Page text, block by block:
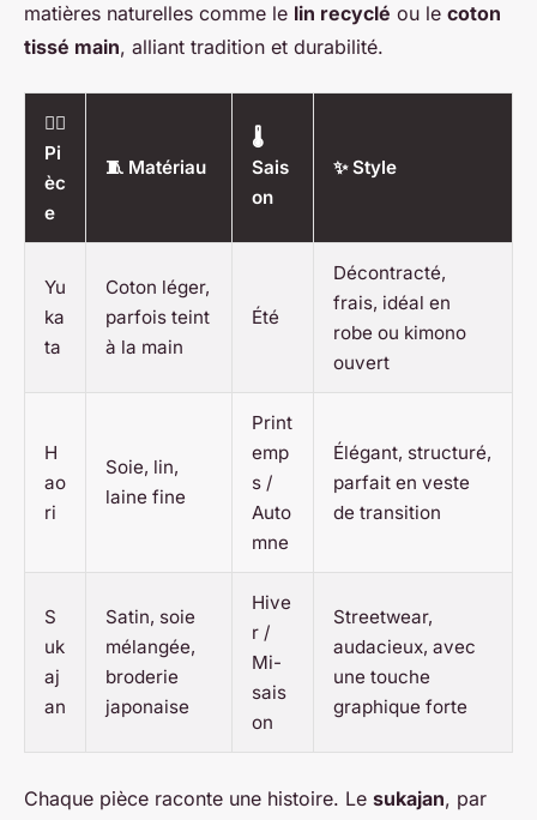
matières naturelles comme le lin recyclé ou le coton
tissé main, alliant tradition et durabilité.
🧍‍♀️
Pi
èc
e
🧵 Matériau
🌡️
Sais
on
✨ Style
Yu
ka
ta
Coton léger,
parfois teint
à la main
Été
Décontracté,
frais, idéal en
robe ou kimono
ouvert
H
ao
ri
Soie, lin,
laine fine
Print
emp
s /
Auto
mne
Élégant, structuré,
parfait en veste
de transition
S
uk
aj
an
Satin, soie
mélangée,
broderie
japonaise
Hive
r /
Mi-
sais
on
Streetwear,
audacieux, avec
une touche
graphique forte
Chaque pièce raconte une histoire. Le sukajan, par